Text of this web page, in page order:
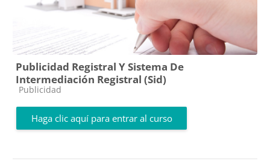
Publicidad Registral Y Sistema De
Intermediación Registral (Sid)
Categoría de cursos
Publicidad
Haga clic aquí para entrar al curso